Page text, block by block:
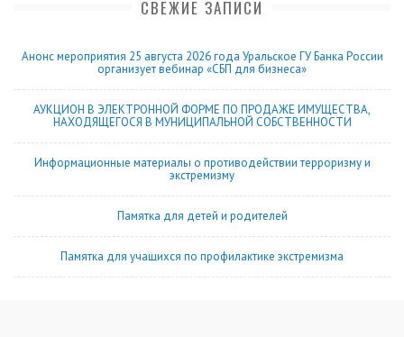
СВЕЖИЕ ЗАПИСИ
Анонс мероприятия 25 августа 2026 года Уральское ГУ Банка России
организует вебинар «СБП для бизнеса»
АУКЦИОН В ЭЛЕКТРОННОЙ ФОРМЕ ПО ПРОДАЖЕ ИМУЩЕСТВА,
НАХОДЯЩЕГОСЯ В МУНИЦИПАЛЬНОЙ СОБСТВЕННОСТИ
Информационные материалы о противодействии терроризму и
экстремизму
Памятка для детей и родителей
Памятка для учащихся по профилактике экстремизма